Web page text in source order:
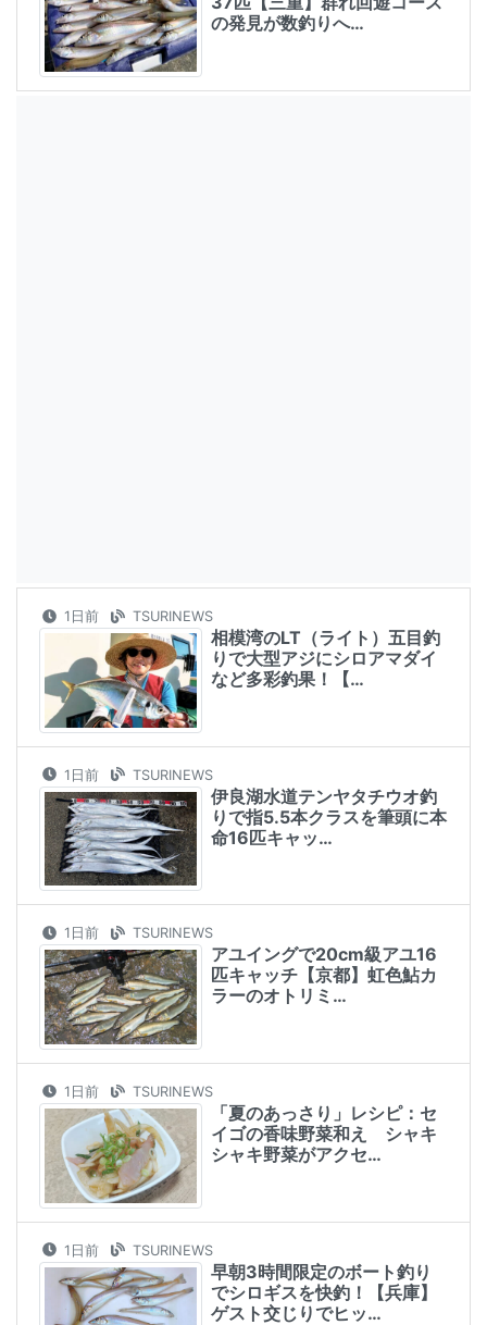
の発見が数釣りへ…
1日前 TSURINEWS
相模湾のLT（ライト）五目釣
りで大型アジにシロアマダイ
など多彩釣果！【…
1日前 TSURINEWS
伊良湖水道テンヤタチウオ釣
りで指5.5本クラスを筆頭に本
命16匹キャッ…
1日前 TSURINEWS
アユイングで20cm級アユ16
匹キャッチ【京都】虹色鮎カ
ラーのオトリミ…
1日前 TSURINEWS
「夏のあっさり」レシピ：セ
イゴの香味野菜和え シャキ
シャキ野菜がアクセ…
1日前 TSURINEWS
早朝3時間限定のボート釣り
でシロギスを快釣！【兵庫】
ゲスト交じりでヒッ…